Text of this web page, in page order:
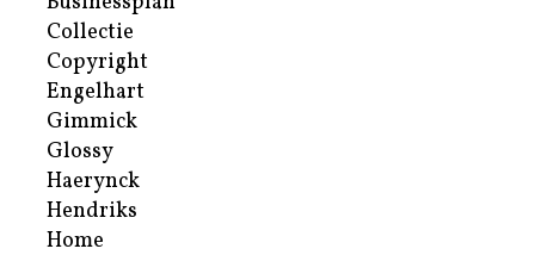
Collectie
Copyright
Engelhart
Gimmick
Glossy
Haerynck
Hendriks
Home